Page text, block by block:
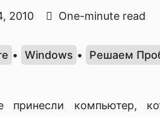
2010
One-minute read
• Windows • Решаем
принесли компьютер,